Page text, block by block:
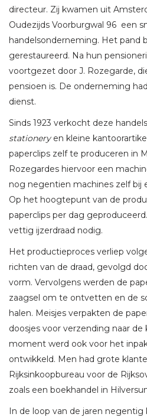
directeur. Zij kwamen uit
Oudezijds Voorburgwal 96 een
handelsonderneming. Het pand
gerestaureerd. Na hun
voortgezet door J. Rozegarde,
pensioen is. De onderneming
dienst.
Sinds 1923 verkocht deze
stationery en kleine
paperclips zelf te produceren in
Rozegardes hiervoor een
nog negentien machines zelf bij
Op het hoogtepunt van de
paperclips per dag
vettig ijzerdraad nodig.
Het productieproces verliep
richten van de draad, gevolgd
vorm. Vervolgens werden de
zaagsel om te ontvetten en de
halen. Meisjes verpakten de
doosjes voor verzending naar de
moment werd ook voor het
ontwikkeld. Men had grote
Rijksinkoopbureau voor de
zoals een boekhandel in
In de loop van de jaren